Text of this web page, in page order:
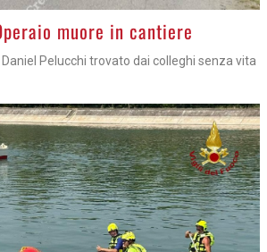
muore in cantiere
Daniel Pelucchi trovato dai colleghi senza vita